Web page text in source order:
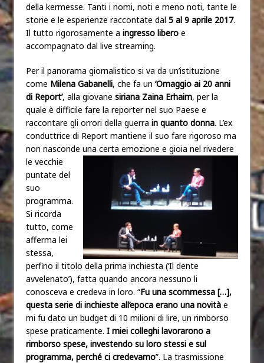
della kermesse. Tanti i nomi, noti e meno noti, tante le
storie e le esperienze raccontate dal 5 al 9 aprile 2017.
Il tutto rigorosamente a ingresso libero e
accompagnato dal live streaming.
Per il panorama giornalistico si va da un’istituzione
come Milena Gabanelli, che fa un ‘Omaggio ai 20 anni
di Report’, alla giovane siriana Zaina Erhaim, per la
quale è difficile fare la reporter nel suo Paese e
raccontare gli orrori della guerra in quanto donna. L’ex
conduttrice di Report mantiene il suo fare rigoroso ma
non nasconde una certa emozione e gioia nel rivedere
le vecchie
puntate del
suo
programma.
Si ricorda
tutto, come
afferma lei
stessa,
perfino il titolo della prima inchiesta (‘Il dente
avvelenato’), fatta quando ancora nessuno li
conosceva e credeva in loro. “Fu una scommessa […],
questa serie di inchieste all’epoca erano una novità e
mi fu dato un budget di 10 milioni di lire, un rimborso
spese praticamente. I miei colleghi lavorarono a
rimborso spese, investendo su loro stessi e sul
programma, perché ci credevamo”. La trasmissione